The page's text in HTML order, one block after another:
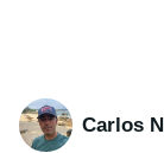
Carlos